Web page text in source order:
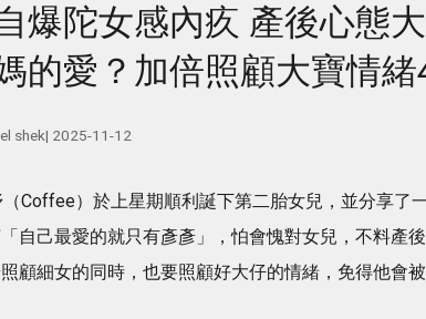
爆陀女感內疚 產後心態
的愛？加倍照顧大寶情
shek| 2025-11-12
Coffee）於上星期順利誕下第二胎女兒，並分享了
自己最愛的就只有彥彥」，怕會愧對女兒，不料產
顧細女的同時，也要照顧好大仔的情緒，免得他會